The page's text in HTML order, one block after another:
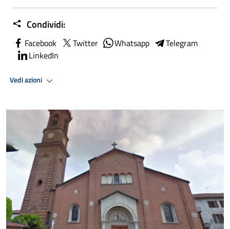
Condividi:
Facebook Twitter Whatsapp
Telegram
LinkedIn
Vedi azioni